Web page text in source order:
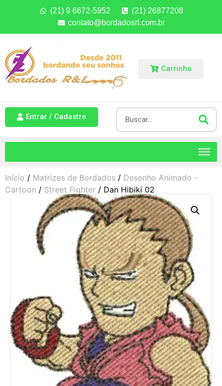
(21) 9 6672-5952
(21) 26877208
contato@bordadosrl.com.br
Carrinho
Entrar / Cadastro
Início / Matrizes de Bordados / Desenho Animado -
Cartoon / Street Fighter / Dan Hibiki 02